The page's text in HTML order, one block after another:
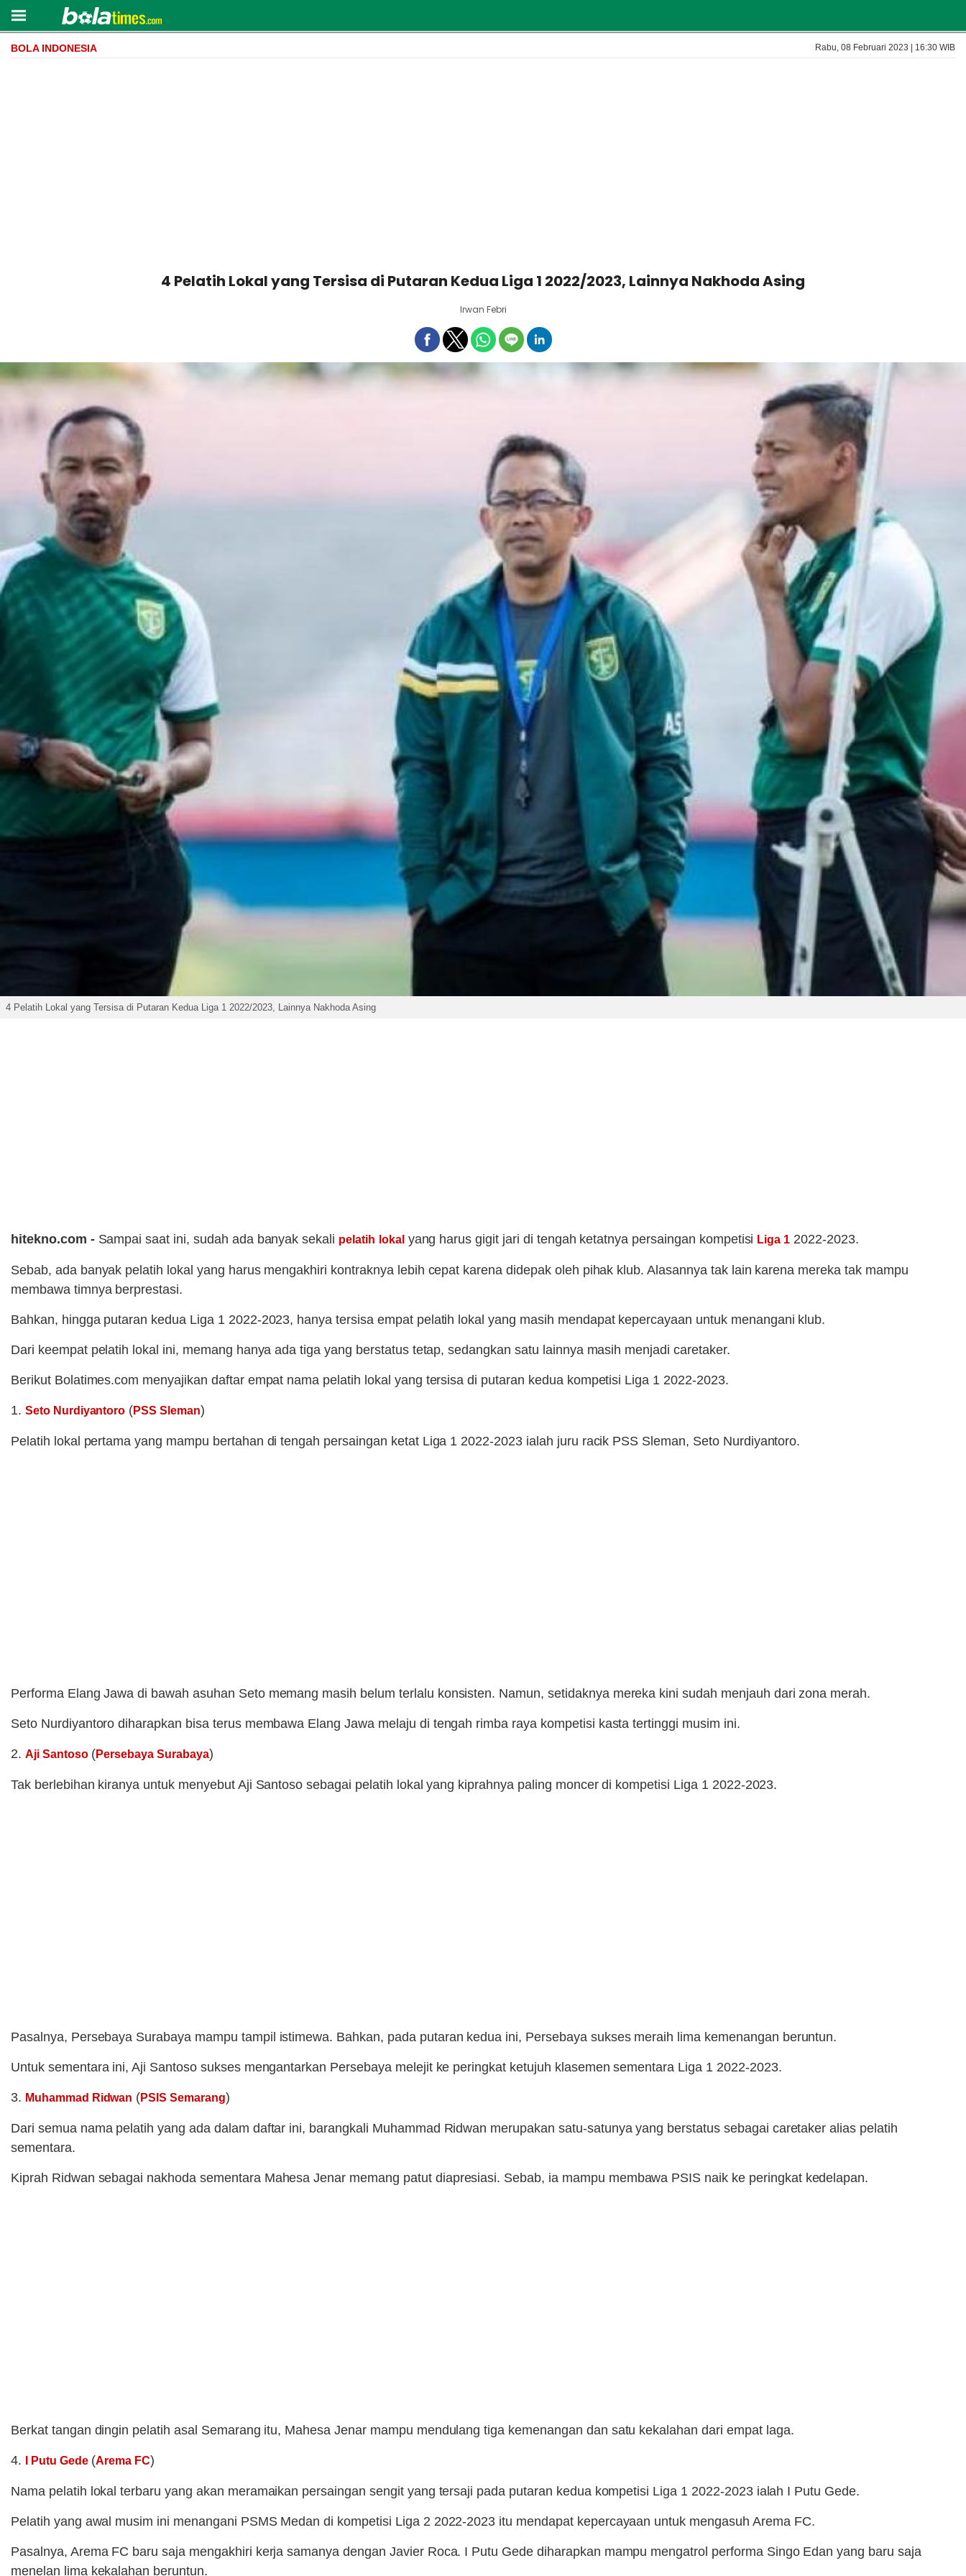
BOLA INDONESIA Rabu, 08 Februari 2023 | 16:30 WIB
4 Pelatih Lokal yang Tersisa di Putaran Kedua Liga 1 2022/2023, Lainnya Nakhoda Asing
Irwan Febri
4 Pelatih Lokal yang Tersisa di Putaran Kedua Liga 1 2022/2023, Lainnya Nakhoda Asing
hitekno.com - Sampai saat ini, sudah ada banyak sekali pelatih lokal yang harus gigit jari di tengah ketatnya persaingan kompetisi Liga 1 2022-2023.
Sebab, ada banyak pelatih lokal yang harus mengakhiri kontraknya lebih cepat karena didepak oleh pihak klub. Alasannya tak lain karena mereka tak mampu
membawa timnya berprestasi.
Bahkan, hingga putaran kedua Liga 1 2022-2023, hanya tersisa empat pelatih lokal yang masih mendapat kepercayaan untuk menangani klub.
Dari keempat pelatih lokal ini, memang hanya ada tiga yang berstatus tetap, sedangkan satu lainnya masih menjadi caretaker.
Berikut Bolatimes.com menyajikan daftar empat nama pelatih lokal yang tersisa di putaran kedua kompetisi Liga 1 2022-2023.
1. Seto Nurdiyantoro (PSS Sleman)
Pelatih lokal pertama yang mampu bertahan di tengah persaingan ketat Liga 1 2022-2023 ialah juru racik PSS Sleman, Seto Nurdiyantoro.
Performa Elang Jawa di bawah asuhan Seto memang masih belum terlalu konsisten. Namun, setidaknya mereka kini sudah menjauh dari zona merah.
Seto Nurdiyantoro diharapkan bisa terus membawa Elang Jawa melaju di tengah rimba raya kompetisi kasta tertinggi musim ini.
2. Aji Santoso(Persebaya Surabaya)
Tak berlebihan kiranya untuk menyebut Aji Santoso sebagai pelatih lokal yang kiprahnya paling moncer di kompetisi Liga 1 2022-2023.
Pasalnya, Persebaya Surabaya mampu tampil istimewa. Bahkan, pada putaran kedua ini, Persebaya sukses meraih lima kemenangan beruntun.
Untuk sementara ini, Aji Santoso sukses mengantarkan Persebaya melejit ke peringkat ketujuh klasemen sementara Liga 1 2022-2023.
3. Muhammad Ridwan (PSIS Semarang)
Dari semua nama pelatih yang ada dalam daftar ini, barangkali Muhammad Ridwan merupakan satu-satunya yang berstatus sebagai caretaker alias pelatih
sementara.
Kiprah Ridwan sebagai nakhoda sementara Mahesa Jenar memang patut diapresiasi. Sebab, ia mampu membawa PSIS naik ke peringkat kedelapan.
Berkat tangan dingin pelatih asal Semarang itu, Mahesa Jenar mampu mendulang tiga kemenangan dan satu kekalahan dari empat laga.
4. I Putu Gede(Arema FC)
Nama pelatih lokal terbaru yang akan meramaikan persaingan sengit yang tersaji pada putaran kedua kompetisi Liga 1 2022-2023 ialah I Putu Gede.
Pelatih yang awal musim ini menangani PSMS Medan di kompetisi Liga 2 2022-2023 itu mendapat kepercayaan untuk mengasuh Arema FC.
Pasalnya, Arema FC baru saja mengakhiri kerja samanya dengan Javier Roca. I Putu Gede diharapkan mampu mengatrol performa Singo Edan yang baru saja
menelan lima kekalahan beruntun.